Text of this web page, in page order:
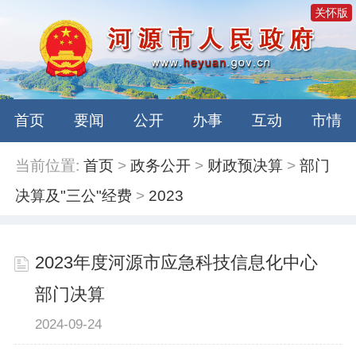
关怀版
首页 要闻 公开 办事 互动 市情
当前位置: 首页 >政务公开 > 财政预决算 >部门
决算及"三公"经费 > 2023
2023年度河源市应急科技信息化中心
部门决算
2024-09-24